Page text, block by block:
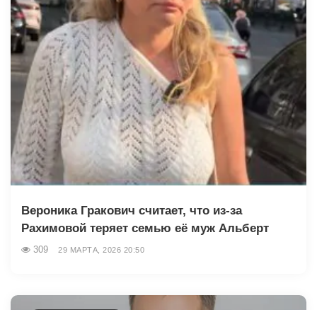
Вероника Гракович считает, что из-за
Рахимовой теряет семью её муж Альберт
309 29 МАРТА, 2026 20:50